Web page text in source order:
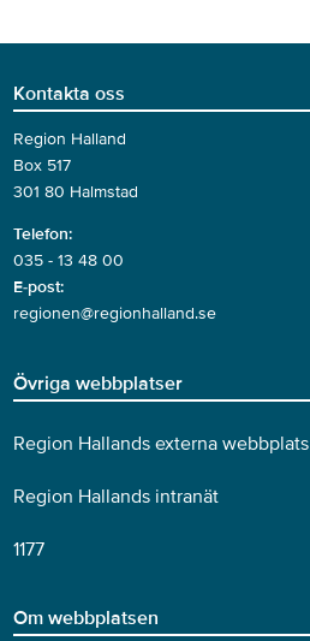
Kontakta oss
Region Halland
Box 517
301 80 Halmstad
Telefon:
035 - 13 48 00
E-post:
regionen@regionhalland.se
Övriga webbplatser
Region Hallands externa webbplats
Region Hallands intranät
1177
Om webbplatsen